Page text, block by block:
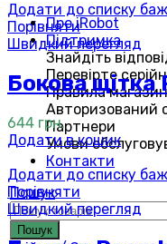
Про iRobot
Підтримка
Знайдіть
Перевірте
Правила
Авторизований
Партнери
Умови
Контакти
Пошук
Пошук
Додати до списку
Порівняти
Швидкий перегляд
Бокова щітка
644 грн.
Додати в кошик
Додати до списку
Порівняти
Швидкий перегляд